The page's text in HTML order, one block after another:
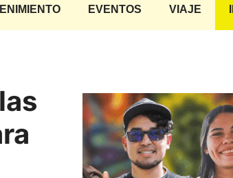
EVENTOS VIAJE